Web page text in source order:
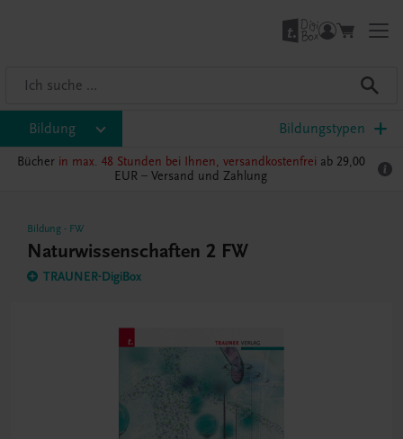
Bildung Bildungstypen
Bücher in max. 48 Stunden bei Ihnen, versandkostenfrei ab 29,00
EUR – Versand und Zahlung
Bildung - FW
Naturwissenschaften 2 FW
TRAUNER-DigiBox